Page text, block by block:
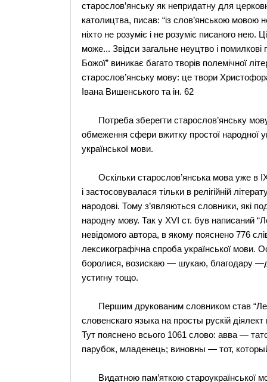
старослов’янську як непридатну для
католицтва, писав: “із слов’янською
ніхто не розуміє і не розуміє писаного нею.
може... Звідси загальне неуцтво і помилкові
Божої” виникає багато творів полемічної
старослов’янську мову: це твори
Івана Вишенського та ін. 62
Потреба зберегти старослов’янську
обмеження сфери вжитку простої народної
української мови.
Оскільки старослов’янська мова уже в
і застосовувалася тільки в релігійній
народові. Тому з’являються словники, які
народну мову. Так у ХVІ ст. був написаний
невідомого автора, в якому пояснено 776
лексикографічна спроба української
боролися, возискаю — шукаю, благодару
устигну тощо.
Першим друкованим словником став
словенскаго языка на просты рускій
Тут пояснено всього 1061 слово: авва —
парубок, младенець; виновны — тот,
Видатною пам’яткою староукраїнської